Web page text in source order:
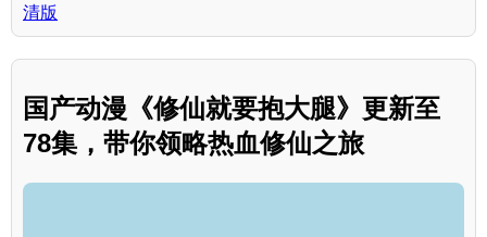
清版
国产动漫《修仙就要抱大腿》更新至
78集，带你领略热血修仙之旅